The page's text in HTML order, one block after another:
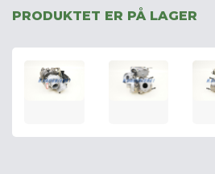
PRODUKTET ER PÅ LAGER